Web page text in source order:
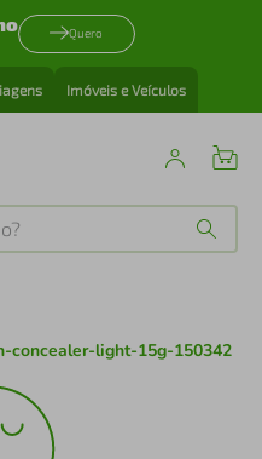
Quero
Imóveis e Veículos
concealer-light-15g-150342